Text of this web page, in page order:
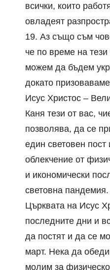
всички, които
овладеят
19. Аз също съм
че по време на
можем да бъдем
докато
Исус Христос –
Каня тези от вас,
позволява, да се
един световен пост
облекчение от
и икономически
световна пандемия.
Църквата на Исус
последните дни и
да постят и да се
март. Нека да
молим за